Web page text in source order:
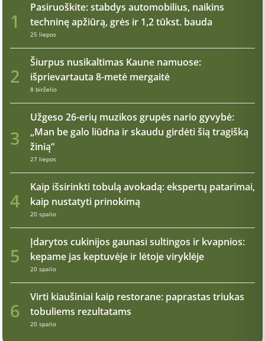
1
Pasiruoškite: stabdys automobilius, naikins
techninę apžiūrą, grės ir 1,2 tūkst. bauda
25 liepos
2
Šiurpus nusikaltimas Kaune namuose:
išprievartauta 8-metė mergaitė
8 birželio
3
Užgeso 26-erių muzikos grupės nario gyvybė:
„Man be galo liūdna ir skaudu girdėti šią tragišką
žinią“
27 liepos
4
Kaip išsirinkti tobulą avokadą: ekspertų patarimai,
kaip nustatyti prinokimą
20 spalio
5
Įdarytos cukinijos gaunasi sultingos ir kvapnios:
kepame jas keptuvėje ir lėtoje viryklėje
20 spalio
6
Virti kiaušiniai kaip restorane: paprastas triukas
tobuliems rezultatams
20 spalio